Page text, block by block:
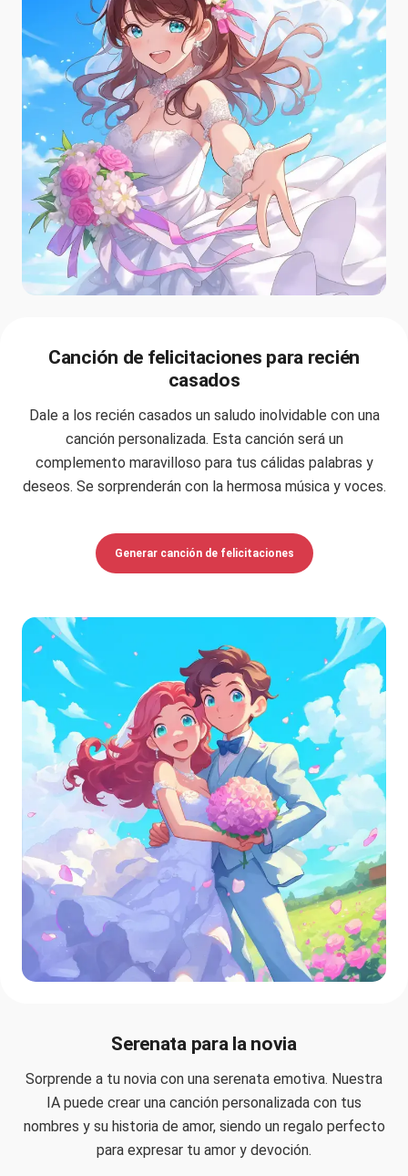
Canción de felicitaciones para recién
casados
Dale a los recién casados un saludo inolvidable con una
canción personalizada. Esta canción será un
complemento maravilloso para tus cálidas palabras y
deseos. Se sorprenderán con la hermosa música y voces.
Generar canción de felicitaciones
Serenata para la novia
Sorprende a tu novia con una serenata emotiva. Nuestra
IA puede crear una canción personalizada con tus
nombres y su historia de amor, siendo un regalo perfecto
para expresar tu amor y devoción.